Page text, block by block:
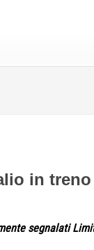
in
segnalati